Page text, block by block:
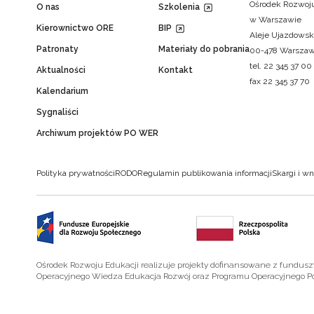
O nas
Kierownictwo ORE
Patronaty
Aktualności
Kalendarium
Sygnaliści
Archiwum projektów PO WER
Szkolenia
BIP
Materiały do pobrania
Kontakt
Ośrodek
w Warszawie
Aleje
00-478
tel. 22 345 37 00
fax 22 345 37 70
Polityka prywatnościRODORegulamin publikowania informacjiSkargi i
Ośrodek Rozwoju Edukacji realizuje projekty dofinansowane z
Operacyjnego Wiedza Edukacja Rozwój oraz Programu Operacyjnego